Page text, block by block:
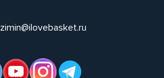
zimin@ilovebasket.ru